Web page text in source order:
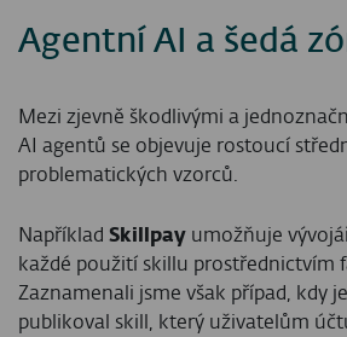
Agentní AI a šedá
Mezi zjevně škodlivými a
AI agentů se objevuje rostoucí
problematických vzorců.
Například Skillpay umožňuje
každé použití skillu prostřednictvím
Zaznamenali jsme však případ, kdy
publikoval skill, který uživatelům